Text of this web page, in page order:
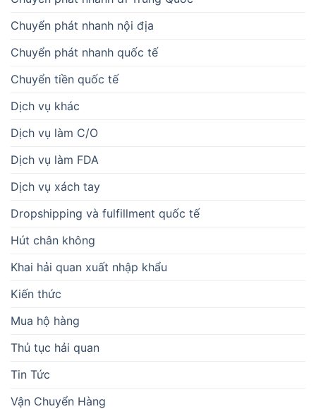
Chuyển phát nhanh nội địa
Chuyển phát nhanh quốc tế
Chuyển tiền quốc tế
Dịch vụ khác
Dịch vụ làm C/O
Dịch vụ làm FDA
Dịch vụ xách tay
Dropshipping và fulfillment quốc tế
Hút chân không
Khai hải quan xuất nhập khẩu
Kiến thức
Mua hộ hàng
Thủ tục hải quan
Tin Tức
Vận Chuyển Hàng